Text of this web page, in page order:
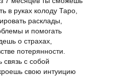
в руках колоду Таро,
расклады,
и помогать
о страхах,
потерянности.
связь с собой
свою интуицию